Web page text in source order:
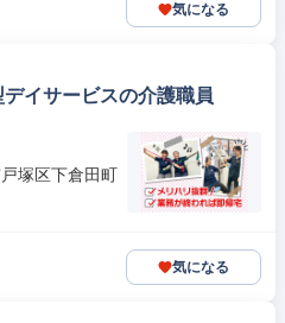
気になる
イサービスの介護職員
塚区下倉田町
気になる